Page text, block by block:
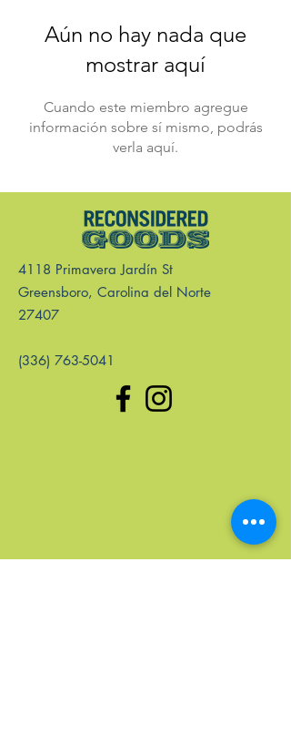
Aún no hay nada que
mostrar aquí
Cuando este miembro agregue
información sobre sí mismo, podrás
verla aquí.
4118 Primavera Jardín St
Greensboro, Carolina del Norte
27407
(336) 763-5041